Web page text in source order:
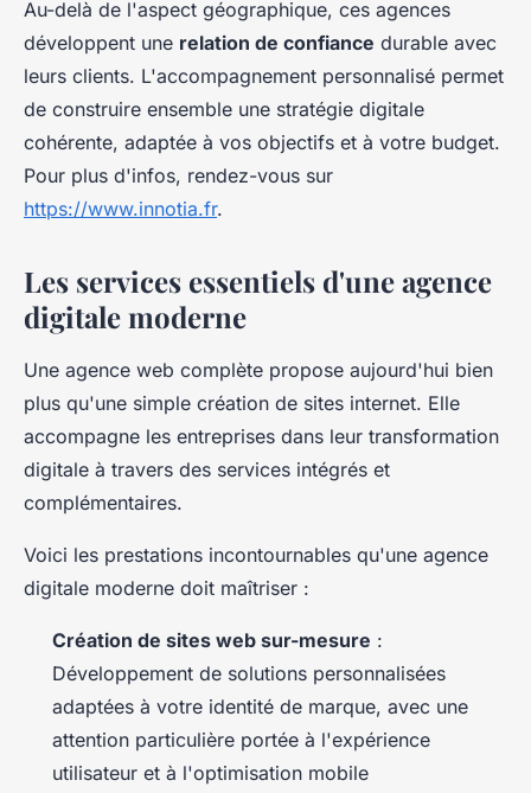
Au-delà de l'aspect géographique, ces agences
développent une relation de confiance durable avec
leurs clients. L'accompagnement personnalisé permet
de construire ensemble une stratégie digitale
cohérente, adaptée à vos objectifs et à votre budget.
Pour plus d'infos, rendez-vous sur
https://www.innotia.fr.
Les services essentiels d'une agence
digitale moderne
Une agence web complète propose aujourd'hui bien
plus qu'une simple création de sites internet. Elle
accompagne les entreprises dans leur transformation
digitale à travers des services intégrés et
complémentaires.
Voici les prestations incontournables qu'une agence
digitale moderne doit maîtriser :
Création de sites web sur-mesure :
Développement de solutions personnalisées
adaptées à votre identité de marque, avec une
attention particulière portée à l'expérience
utilisateur et à l'optimisation mobile